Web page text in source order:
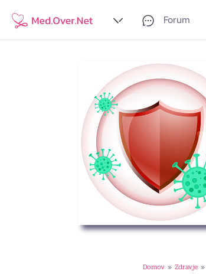
Forum
Domov » Zdravje »